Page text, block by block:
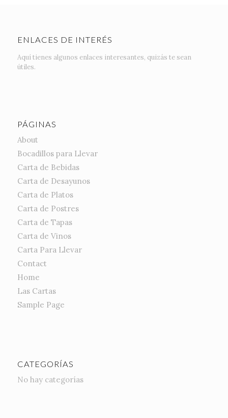
ENLACES DE INTERÉS
Aquí tienes algunos enlaces interesantes, quizás te sean
útiles.
PÁGINAS
About
Bocadillos para Llevar
Carta de Bebidas
Carta de Desayunos
Carta de Platos
Carta de Postres
Carta de Tapas
Carta de Vinos
Carta Para Llevar
Contact
Home
Las Cartas
Sample Page
CATEGORÍAS
No hay categorías